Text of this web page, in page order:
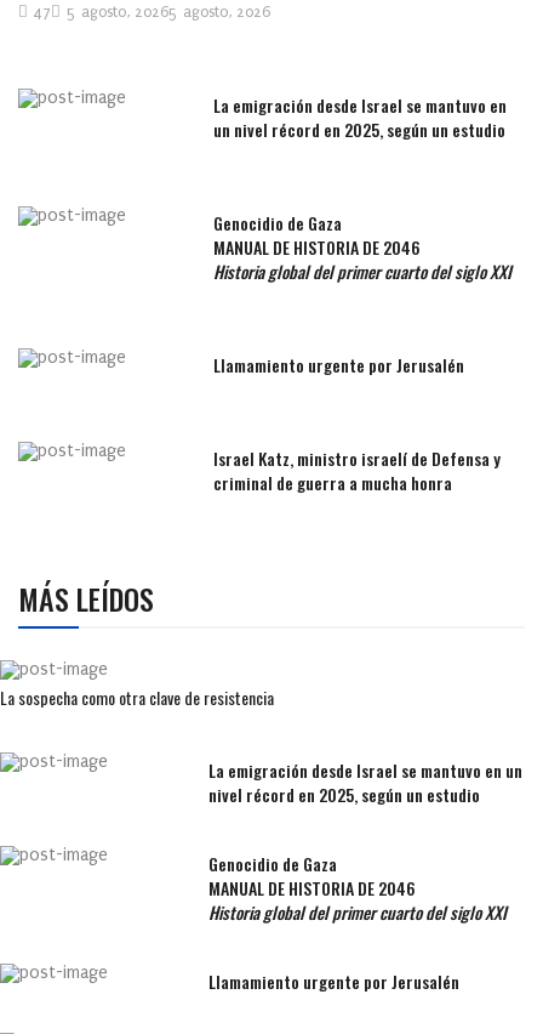
5 agosto, 20265 agosto, 2026
47
La emigración desde Israel se mantuvo en
un nivel récord en 2025, según un estudio
Genocidio de Gaza
MANUAL DE HISTORIA DE 2046
Historia global del primer cuarto del siglo XXI
Llamamiento urgente por Jerusalén
Israel Katz, ministro israelí de Defensa y
criminal de guerra a mucha honra
MÁS LEÍDOS
La sospecha como otra clave de resistencia
La emigración desde Israel se mantuvo en un
nivel récord en 2025, según un estudio
Genocidio de Gaza
MANUAL DE HISTORIA DE 2046
Historia global del primer cuarto del siglo XXI
Llamamiento urgente por Jerusalén